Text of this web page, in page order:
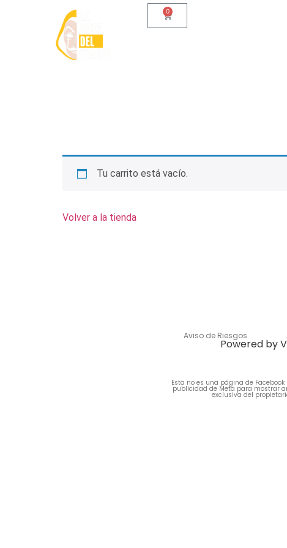
0
Tu carrito está vacío.
Volver a la tienda
Aviso de Riesgos
Powered by
Esta no es una página de
publicidad de Meta para mostrar
exclusiva del